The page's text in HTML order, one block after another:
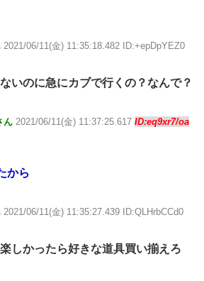
2021/06/11(金) 11:35:18.482 ID:+epDpYEZ0
いのに急にカブで行くの？なんで？
ん 2021/06/11(金) 11:37:25.617 ID:eq9xr7/oa
から
2021/06/11(金) 11:35:27.439 ID:QLHrbCCd0
しかったら好きな道具買い揃えろ